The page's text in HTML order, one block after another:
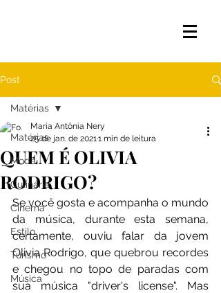
Post
Matérias
Moda
Culinária
Cinema
Estilo
Turismo
Música
Matérias
QUEM É OLIVIA
RODRIGO?
Maria Antônia Nery
25 de jan. de 20211 min de leitura
Se você gosta e acompanha o mundo
da música, durante esta semana,
certamente, ouviu falar da jovem
Olivia Rodrigo, que quebrou recordes
e chegou no topo de paradas com
sua música "driver's license". Mas